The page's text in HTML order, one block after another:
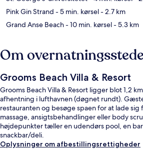
Pink Gin Strand - 5 min. kørsel- 2.7 km
Grand Anse Beach- 10 min. kørsel- 5.3 km
Om
Grooms Beach Villa & Resort
Grooms Beach Villa & Resort ligger blot 1,2
afhentning i lufthavnen (døgnet rundt).
restauranten og besøge spaen for at lade
massage, ansigtsbehandlinger eller body
højdepunkter tæller en udendørs pool, en
snackbar/deli.
Oplysninger om afbestillingsrettigheder